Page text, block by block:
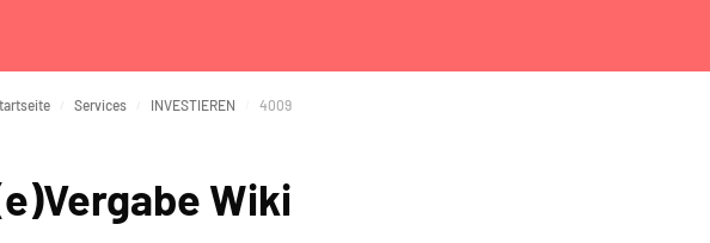
Services INVESTIEREN 4009
Wiki